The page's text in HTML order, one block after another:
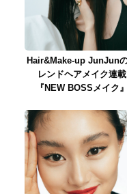
Hair&Make-up JunJun
レンドヘアメイク連載
『NEW BOSSメイク』